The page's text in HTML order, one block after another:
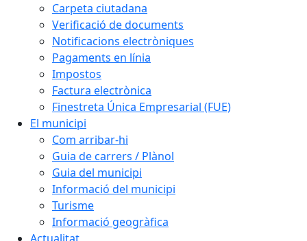
Carpeta ciutadana
Verificació de documents
Notificacions electròniques
Pagaments en línia
Impostos
Factura electrònica
Finestreta Única Empresarial (FUE)
El municipi
Com arribar-hi
Guia de carrers / Plànol
Guia del municipi
Informació del municipi
Turisme
Informació geogràfica